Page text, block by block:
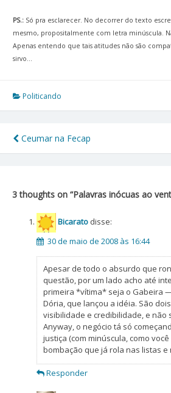
PS.: Só pra esclarecer. No decorrer do texto
mesmo, propositalmente com letra minúscula.
Apenas entendo que tais atitudes não são
sirvo…
Politicando
Navegação
Post
Ceumar na Fecap
3 thoughts on “Palavras inócuas ao
Bicarato disse:
30 de maio de 2008 às 16:44
Apesar de todo o absurdo que
questão, por um lado acho até
primeira *vítima* seja o Gabeira
Dória, que lançou a idéia. São
visibilidade e credibilidade, e não
Anyway, o negócio tá só
justiça (com minúscula, como
bombação que já rola nas listas
Responder